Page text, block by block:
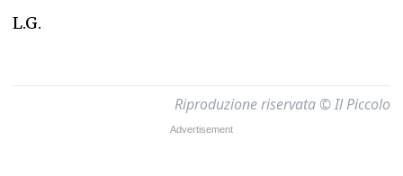
L.G.
Riproduzione riservata © Il Piccolo